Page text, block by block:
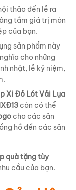
thảo đến lễ ra
tầm giá trị món
của bạn.
sản phẩm này
cho những
nhật, lễ kỷ niệm,
Xi Đỏ Lót Vải Lụa
còn có thể
cho các sản
hồ đến các sản
quà tặng tùy
cầu của bạn.